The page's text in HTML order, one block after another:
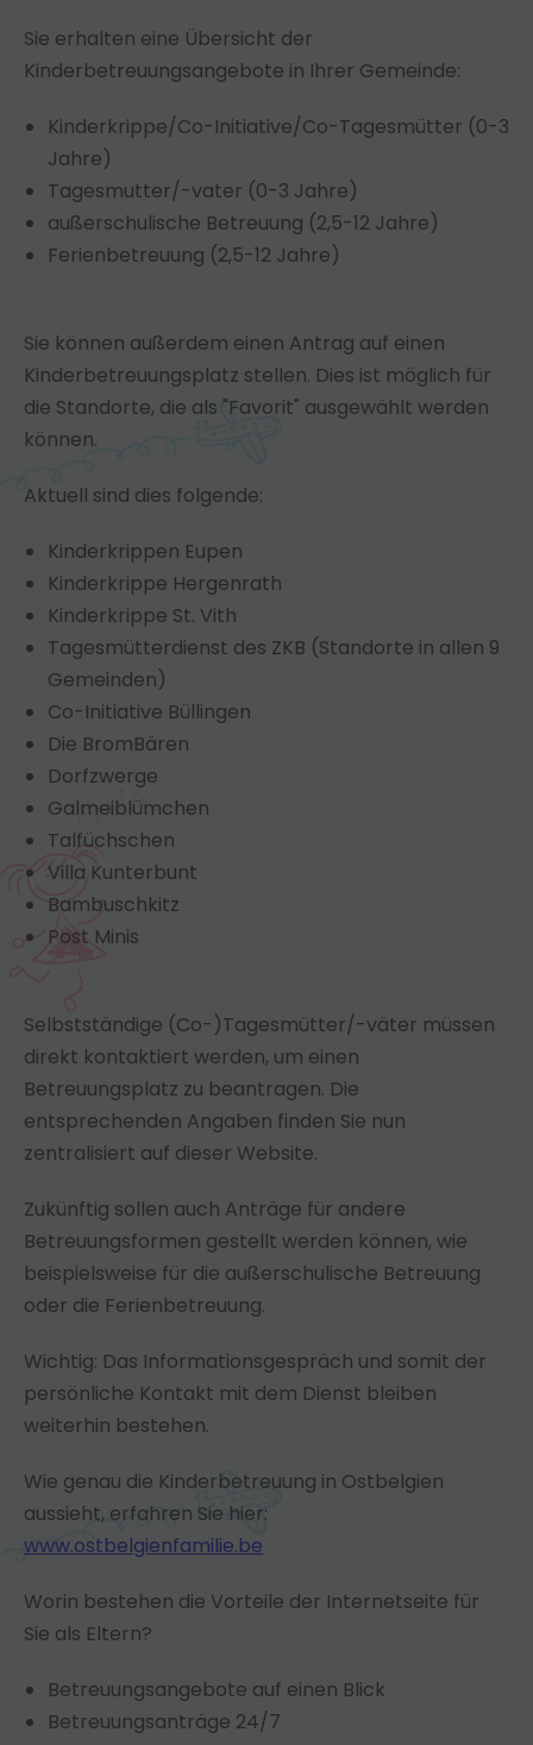
Sie erhalten eine Übersicht der
Kinderbetreuungsangebote in Ihrer Gemeinde:
Kinderkrippe/Co-Initiative/Co-Tagesmütter (0-3
Jahre)
Tagesmutter/-vater (0-3 Jahre)
außerschulische Betreuung (2,5-12 Jahre)
Ferienbetreuung (2,5-12 Jahre)
Sie können außerdem einen Antrag auf einen
Kinderbetreuungsplatz stellen. Dies ist möglich für
die Standorte, die als "Favorit" ausgewählt werden
können.
Aktuell sind dies folgende:
Kinderkrippen Eupen
Kinderkrippe Hergenrath
Kinderkrippe St. Vith
Tagesmütterdienst des ZKB (Standorte in allen 9
Gemeinden)
Co-Initiative Büllingen
Die BromBären
Dorfzwerge
Galmeiblümchen
Talfüchschen
Villa Kunterbunt
Bambuschkitz
Post Minis
Selbstständige (Co-)Tagesmütter/-väter müssen
direkt kontaktiert werden, um einen
Betreuungsplatz zu beantragen. Die
entsprechenden Angaben finden Sie nun
zentralisiert auf dieser Website.
Zukünftig sollen auch Anträge für andere
Betreuungsformen gestellt werden können, wie
beispielsweise für die außerschulische Betreuung
oder die Ferienbetreuung.
Wichtig: Das Informationsgespräch und somit der
persönliche Kontakt mit dem Dienst bleiben
weiterhin bestehen.
Wie genau die Kinderbetreuung in Ostbelgien
aussieht, erfahren Sie hier:
www.ostbelgienfamilie.be
Worin bestehen die Vorteile der Internetseite für
Sie als Eltern?
Betreuungsangebote auf einen Blick
Betreuungsanträge 24/7